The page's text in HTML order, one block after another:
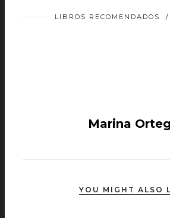
LIBROS RECOMENDADOS /
Marina
YOU MIGHT ALSO